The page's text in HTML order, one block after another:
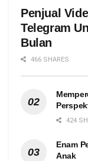
Penjual
Telegram
Bulan
466 SHARES
424
Enam
Anak